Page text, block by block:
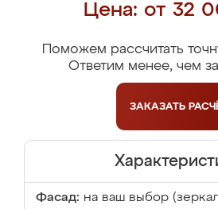
Цена: от 32
Поможем рассчитать
Ответим менее, чем
ЗАКАЗАТЬ
Фасад: на ваш выбор